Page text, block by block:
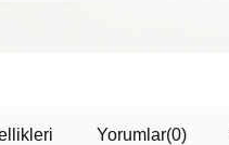
Yorumlar(0)